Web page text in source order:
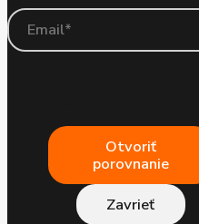
Otvoriť
porovnanie
Zavrieť